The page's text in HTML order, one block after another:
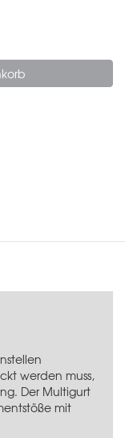
werden muss,
Der Multigurt
mit